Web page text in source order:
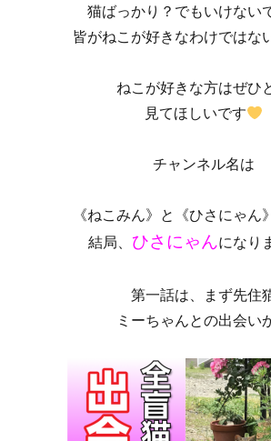
猫ばっかり？でもいけない
皆がねこが好きなわけではな
ねこが好きな方はぜひ
見てほしいです
チャンネル名は
《ねこみん》と《ひさにゃん
結局、 ひさにゃんになり
第一話は、まず先住
ミーちゃんとの出会い